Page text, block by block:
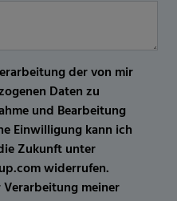
der von mir
Daten zu
und Bearbeitung
Einwilligung kann ich
Zukunft unter
widerrufen.
meiner